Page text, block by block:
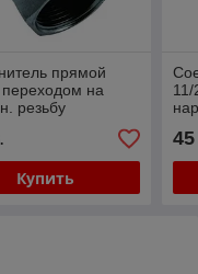
прямой
переходом на
резьбу
Купить
45